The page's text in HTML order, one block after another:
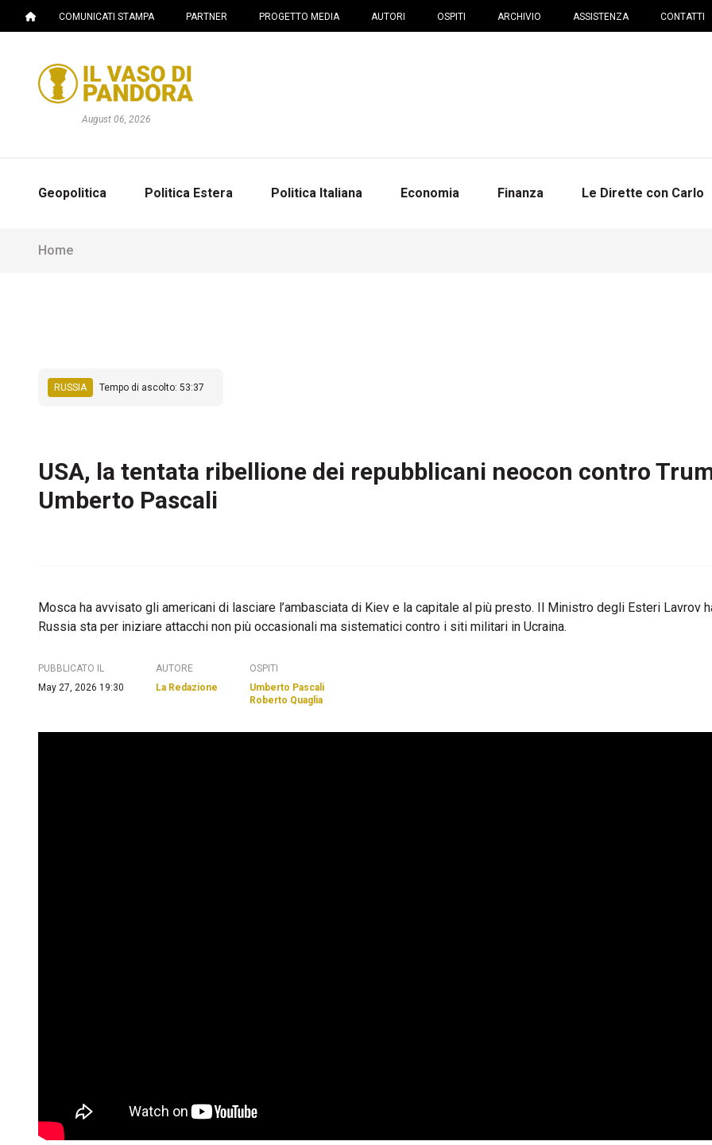
COMUNICATI STAMPA PARTNER PROGETTO MEDIA AUTORI OSPITI ARCHIVIO ASSISTENZA CONTATTI
August 06, 2026
Geopolitica Politica Estera Politica Italiana Economia Finanza Le Dirette con Carlo
Home
RUSSIA Tempo di ascolto: 53:37
USA, la tentata ribellione dei repubblicani neocon contro
Umberto Pascali
Mosca ha avvisato gli americani di lasciare l’ambasciata di Kiev e la capitale al più presto. Il Ministro degli Esteri Lavrov
Russia sta per iniziare attacchi non più occasionali ma sistematici contro i siti militari in Ucraina.
PUBBLICATO IL
May 27, 2026 19:30
AUTORE
La Redazione
OSPITI
Umberto Pascali
Roberto Quaglia